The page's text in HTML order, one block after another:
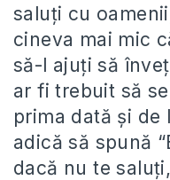
saluţi cu
cineva mai mic
să-l ajuţi să
ar fi trebuit să
prima dată şi de
adică să spună
dacă nu te